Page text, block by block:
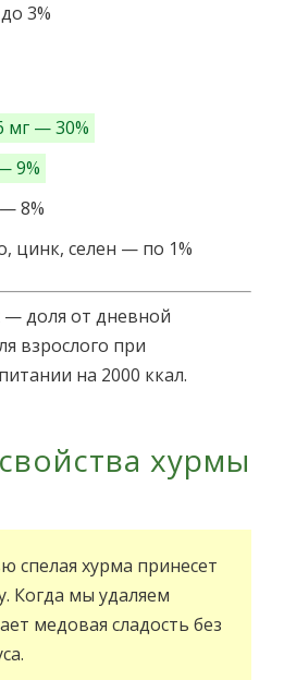
3%
мг — 30%
9%
8%
цинк, селен — по 1%
доля от дневной
взрослого при
на 2000 ккал.
хурмы
спелая хурма принесет
Когда мы удаляем
медовая сладость без